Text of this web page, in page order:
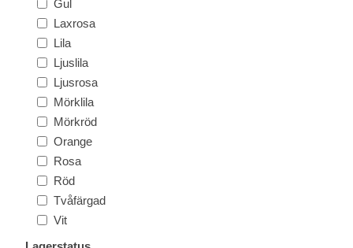
Gul
Laxrosa
Lila
Ljuslila
Ljusrosa
Mörklila
Mörkröd
Orange
Rosa
Röd
Tvåfärgad
Vit